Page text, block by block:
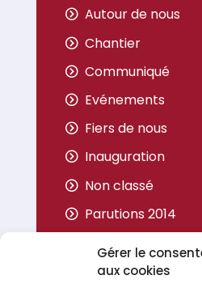
Gérer le
aux cookies
Autour de nous
Chantier
Communiqué
Evénements
Fiers de nous
Inauguration
Non classé
Parutions 2014
Parutions 2015
Parutions 2016